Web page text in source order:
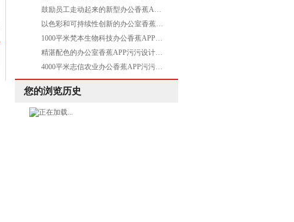
鼓励员工走动起来的新型办公香蕉APP污污设计空间是怎样打造的——康稳
以色彩和可持续性创新的办公室香蕉APP污污设计空间是怎样打造的——Servier施维雅
1000平米梵本生物科技办公香蕉APP污污项目圆满交付
精湛配色的办公室香蕉APP污污设计空间是如何打造的——再生能源 Axpo Group
4000平米志信农业办公香蕉APP污污项目圆满交付
您的浏览历史